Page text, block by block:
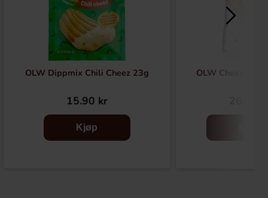
OLW Dippmix Chili Cheez 23g
15.90 kr
Kjøp
OLW Cheez